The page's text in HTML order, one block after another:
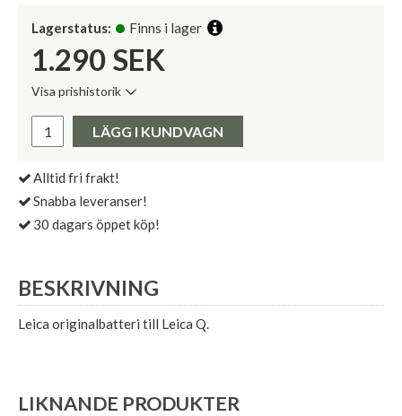
Lagerstatus: Finns i lager
1.290 SEK
Visa prishistorik
Pris:
LÄGG I KUNDVAGN
Alltid fri frakt!
Snabba leveranser!
30 dagars öppet köp!
BESKRIVNING
Leica originalbatteri till Leica Q.
LIKNANDE PRODUKTER